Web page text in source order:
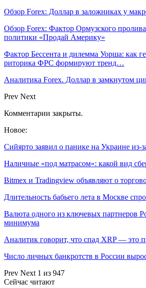
Обзор Forex: Доллар в заложниках у
Обзор Forex: Фактор Ормузского
политики «Продай Америку»
Фактор Бессента и дилемма Уорша: как
риторика ФРС формируют тренд…
Аналитика Forex. Доллар в замкнутом
Prev Next
Комментарии закрыты.
Новое:
Сийярто заявил о панике на Украине
Наличные «под матрасом»: какой вид
Bitmex и Tradingview объявляют о
Длительность бабьего лета в Москве
Валюта одного из ключевых партнеров
минимума
Аналитик говорит, что спад XRP — это
Число личных банкротств в России
Prev Next 1 из 947
Сейчас читают